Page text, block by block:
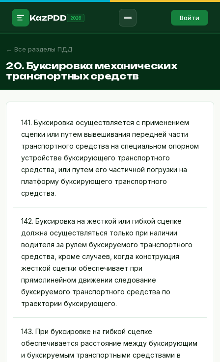
KazPDD 2026 Войти
Войти в аккаунт →
RU ҚАЗ
Разметка
Штрафы
Мед.помощь
ТЕСТИРОВАНИЕ
Пробное тестирование
Режим обучения
РЕЖИМ ЭКЗАМЕНА
Полный экзамен
Мини-экзамен
БЛОГ
Блог
← Все разделы ПДД
20. Буксировка механических
транспортных средств
141. Буксировка осуществляется с применением
сцепки или путем вывешивания передней части
транспортного средства на специальном опорном
устройстве буксирующего транспортного
средства, или путем его частичной погрузки на
платформу буксирующего транспортного
средства.
142. Буксировка на жесткой или гибкой сцепке
должна осуществляться только при наличии
водителя за рулем буксируемого транспортного
средства, кроме случаев, когда конструкция
жесткой сцепки обеспечивает при
прямолинейном движении следование
буксируемого транспортного средства по
траектории буксирующего.
143. При буксировке на гибкой сцепке
обеспечивается расстояние между буксирующим
и буксируемым транспортными средствами в